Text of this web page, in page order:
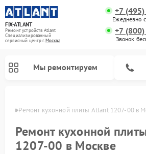
FIX-ATLANT
Ремонт устройств Atlant
Специализированный
cервисный центр г.Москва
+7
Ежедневно
+7
Звонок
Мы ремонтируем
Ремонт кухонной плиты Atlant 1207-00 в
Ремонт кухонной
1207-00 в Москве